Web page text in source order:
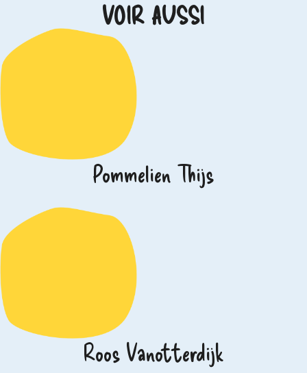
VOIR AUSSI
Pommelien Thijs
Roos Vanotterdijk